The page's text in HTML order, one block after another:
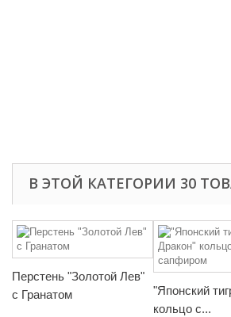
В ЭТОЙ КАТЕГОРИИ 30
Перстень "Золотой Лев"
с Гранатом
"Японский
кольцо с...